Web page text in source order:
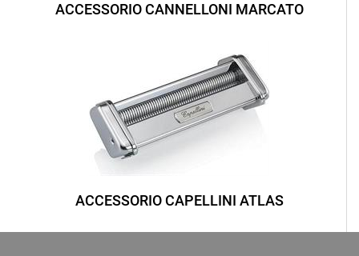
ACCESSORIO CANNELLONI MARCATO
ACCESSORIO CAPELLINI ATLAS